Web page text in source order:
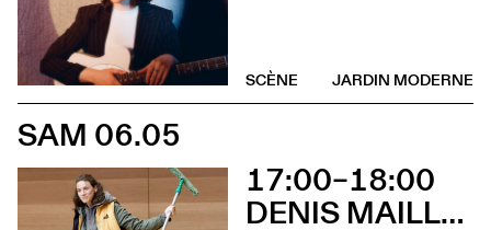
JARDIN MODERNE
SCÈNE
SAM 06.05
17:00–18:00
DENIS MAILLEFER ET PASCAL RAMBERT AVEC LOLA GIOUSSE